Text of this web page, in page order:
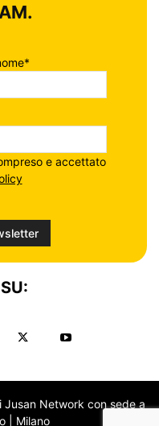
e accettato
Network con sede a
| Milano